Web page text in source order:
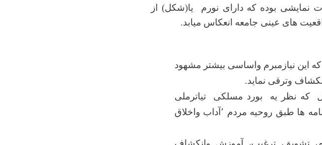
نمایشی بوده که دارای نورم یا(شکل) از
های عینی جامعه انعکاس میابد.
این نیازمبرم واساسی بیشتر مشهود
انکشاف وترقی نماید.
که نظر یه بورد مسلکی تیاترملی
شرط اساسی ومهم بوده ٬ باید تمام نمایشنامه ها طبق روحیه مردم ٬آداب واخلاق